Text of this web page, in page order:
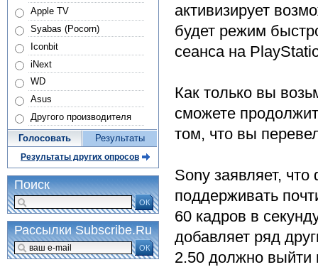
активизирует
будет режим
сеанса на
Как только вы
сможете
том, что вы
Sony заявляет,
поддерживать
60 кадров в
добавляет ряд
2.50 должно
Apple TV
Syabas (Pocorn)
Iconbit
iNext
WD
Asus
Другого производителя
Голосовать Результаты
Результаты других опросов
Поиск
ОК
Рассылки Subscribe.Ru
ОК